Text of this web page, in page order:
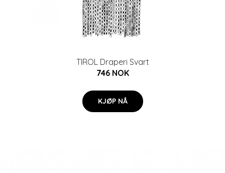
TIROL Draperi Svart
746 NOK
KJØP NÅ